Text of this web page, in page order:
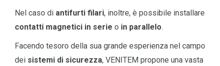
Nel caso di antifurti filari, inoltre, è possibile installare
contatti magnetici in serie o in parallelo.
Facendo tesoro della sua grande esperienza nel campo
dei sistemi di sicurezza, VENITEM propone una vasta